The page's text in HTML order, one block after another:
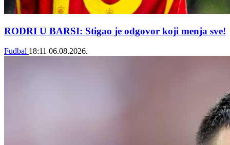
RODRI U BARSI: Stigao je odgovor koji menja sve!
Fudbal 18:11 06.08.2026.